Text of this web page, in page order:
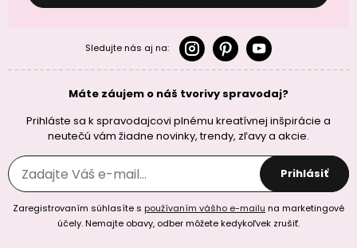
Sledujte nás aj na:
Máte záujem o náš tvorivy spravodaj?
Prihláste sa k spravodajcovi plnému kreatívnej inšpirácie a
neutečú vám žiadne novinky, trendy, zľavy a akcie.
Prihlásiť
Zaregistrovaním súhlasíte s používaním vášho e-mailu na marketingové
účely. Nemajte obavy, odber môžete kedykoľvek zrušiť.